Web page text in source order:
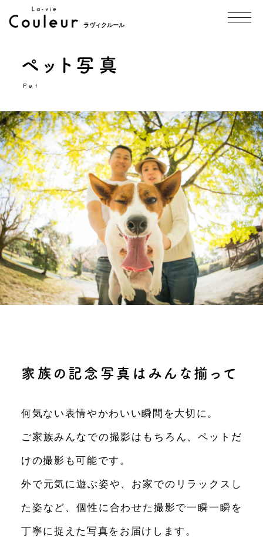
ラヴィクルール
ペット写真
Pet
家族の記念写真はみんな揃って
何気ない表情やかわいい瞬間を大切に。
ご家族みんなでの撮影はもちろん、ペットだ
けの撮影も可能です。
外で元気に遊ぶ姿や、お家でのリラックスし
た姿など、個性に合わせた撮影で一瞬一瞬を
丁寧に捉えた写真をお届けします。